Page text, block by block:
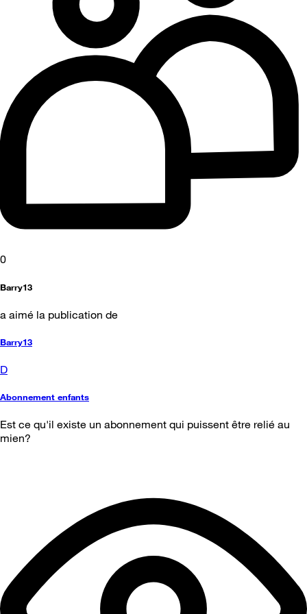
0
Barry13
a aimé la publication de
Barry13
D
Abonnement enfants
Est ce qu'il existe un abonnement qui puissent être relié au
mien?